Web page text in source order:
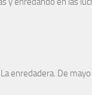
enredadera. De